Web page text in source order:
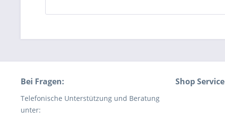
Bei Fragen:
Telefonische Unterstützung und Beratung
unter:
Shop Service